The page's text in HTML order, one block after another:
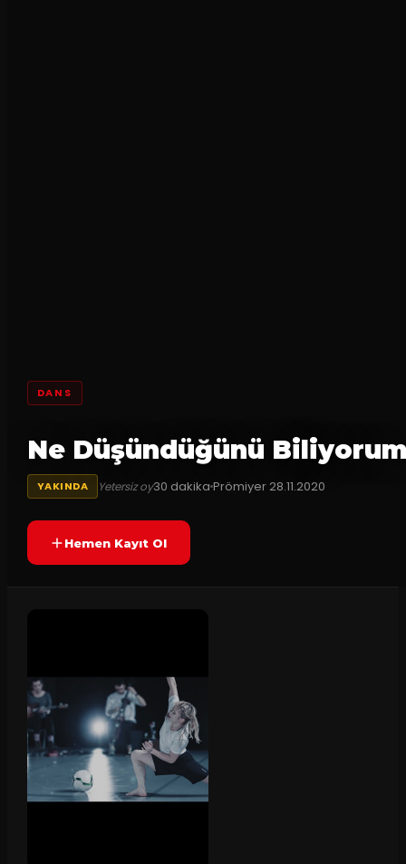
DANS
Ne Düşündüğünü
YAKINDA Yetersiz oy30 dakikaPrömiyer28.11.2020
Hemen Kayıt Ol